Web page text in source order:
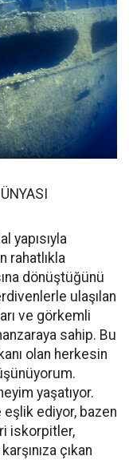
yapısıyla
rahatlıkla
dönüştüğünü
ulaşılan
ve görkemli
sahip. Bu
olan herkesin
yaşatıyor.
ediyor, bazen
iskorpitler,
çıkan